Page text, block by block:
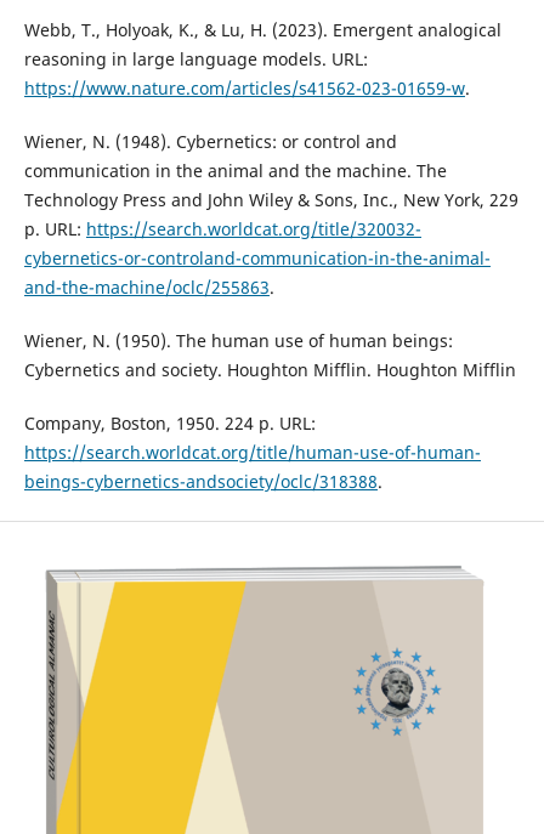
Webb, T., Holyoak, K., & Lu, H. (2023). Emergent analogical
reasoning in large language models. URL:
https://www.nature.com/articles/s41562-023-01659-w.
Wiener, N. (1948). Cybernetics: or control and
communication in the animal and the machine. The
Technology Press and John Wiley & Sons, Inc., New York, 229
p. URL: https://search.worldcat.org/title/320032-
cybernetics-or-controland-communication-in-the-animal-
and-the-machine/oclc/255863.
Wiener, N. (1950). The human use of human beings:
Cybernetics and society. Houghton Mifflin. Houghton Mifflin
Company, Boston, 1950. 224 p. URL:
https://search.worldcat.org/title/human-use-of-human-
beings-cybernetics-andsociety/oclc/318388.